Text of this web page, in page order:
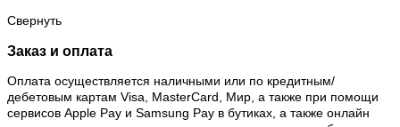
Свернуть
Заказ и оплата
Оплата осуществляется наличными или по кредитным/
дебетовым картам Visa, MasterCard, Мир, а также при помощи
сервисов Apple Pay и Samsung Pay в бутиках, а также онлайн